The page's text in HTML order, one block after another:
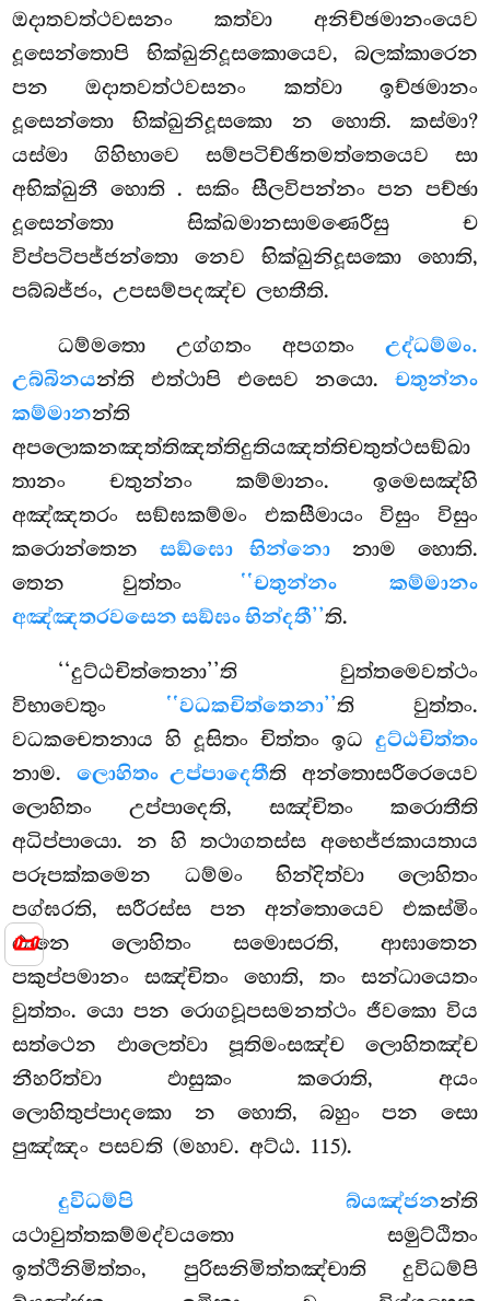
📜
ඔදාතවත්ථවසනං කත්වා අනිච්ඡමානංයෙව
දූසෙන්තොපි භික්ඛුනිදූසකොයෙව, බලක්කාරෙන
පන ඔදාතවත්ථවසනං කත්වා ඉච්ඡමානං
දූසෙන්තො භික්ඛුනිදූසකො න හොති. කස්මා?
යස්මා ගිහිභාවෙ සම්පටිච්ඡිතමත්තෙයෙව සා
අභික්ඛුනී හොති. සකිං සීලවිපන්නං පන පච්ඡා
දූසෙන්තො සික්ඛමානසාමණෙරීසු ච
විප්පටිපජ්ජන්තො නෙව භික්ඛුනිදූසකො හොති,
පබ්බජ්ජං, උපසම්පදඤ්ච ලභතීති.
ධම්මතො උග්ගතං අපගතං උද්ධම්මං.
උබ්බිනයන්ති එත්ථාපි එසෙව නයො. චතුන්නං
කම්මානන්ති
අපලොකනඤත්තිඤත්තිදුතියඤත්තිචතුත්ථසඞ්ඛා
තානං චතුන්නං කම්මානං. ඉමෙසඤ්හි
අඤ්ඤතරං සඞ්ඝකම්මං එකසීමායං විසුං විසුං
කරොන්තෙනසඞ්ඝො භින්නො නාම හොති.
තෙන වුත්තං ‘‘චතුන්නං කම්මානං
අඤ්ඤතරවසෙන සඞ්ඝං භින්දතී’’ති.
‘‘දුට්ඨචිත්තෙනා’’ති වුත්තමෙවත්ථං
විභාවෙතුං ‘‘වධකචිත්තෙනා’’ති වුත්තං.
වධකචෙතනාය හි දූසිතං චිත්තං ඉධ දුට්ඨචිත්තං
නාම.ලොහිතං උප්පාදෙතීති අන්තොසරීරෙයෙව
ලොහිතං උප්පාදෙති, සඤ්චිතං කරොතීති
අධිප්පායො. න හි තථාගතස්ස අභෙජ්ජකායතාය
පරූපක්කමෙන ධම්මං භින්දිත්වා ලොහිතං
පග්ඝරති, සරීරස්ස පන අන්තොයෙව එකස්මිං
ඨානෙ ලොහිතං සමොසරති, ආඝාතෙන
පකුප්පමානං සඤ්චිතං හොති, තං සන්ධායෙතං
වුත්තං. යො පන රොගවූපසමනත්ථං ජීවකො විය
සත්ථෙන ඵාලෙත්වා පූතිමංසඤ්ච ලොහිතඤ්ච
නීහරිත්වා ඵාසුකං කරොති, අයං
ලොහිතුප්පාදකො න හොති, බහුං පන සො
පුඤ්ඤං පසවති (මහාව. අට්ඨ. 115).
දුවිධම්පි බ්යඤ්ජනන්ති
යථාවුත්තකම්මද්වයතො සමුට්ඨිතං
ඉත්ථිනිමිත්තං, පුරිසනිමිත්තඤ්චාති දුවිධම්පි